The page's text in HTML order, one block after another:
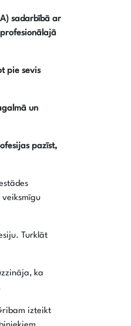
sadarbībā ar
pie sevis
un
pazīst,
Turklāt
ka
izteikt